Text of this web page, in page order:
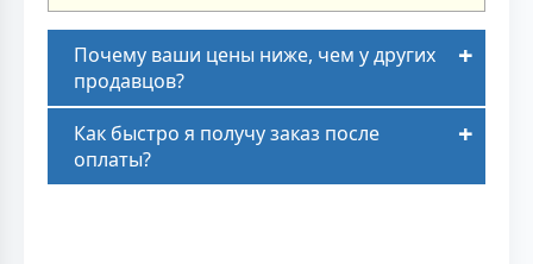
Почему ваши цены ниже, чем у других
продавцов?
Как быстро я получу заказ после
оплаты?